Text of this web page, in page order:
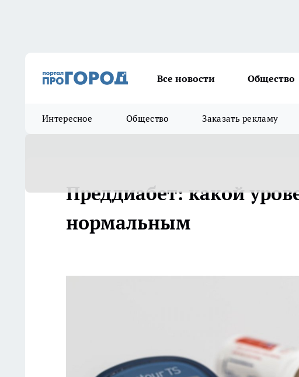
Все новости Общество
Интересное Общество Заказать рекламу
Преддиабет: какой
нормальным